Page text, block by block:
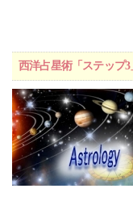
西洋占星術「ステップ